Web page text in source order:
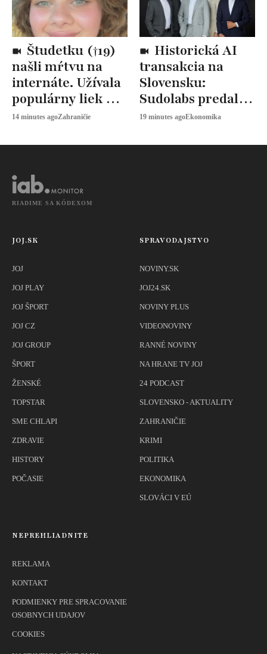
našli mŕtvu na
internáte. Užívala
populárny liek na
chudnutie
14 minutes agoZahraničie
transakcia na
Slovensku:
Sudolabs predal
50 % firmy
Eldridge
19 minutes agoEkonomika
RIADIME SA KÓDEXOM
JOJ.SK
JOJ
JOJ PLAY
JOJ ŠPORT
JOJ CZ
JOJ GROUP
ŠPORT
ŽENSKÉ
TOPSTAR
SME CHLAPI
ZDRAVIE
HISTORY
POČASIE
SPRAVODAJSTVO
NOVINY.SK
JOJ24.SK
NOVINY PLUS
VIDEONOVINY
RANNÉ NOVINY
NA HRANE TV JOJ
24 PODCAST
SLOVENSKO - AKTUALITY
ZAHRANIČIE
KRIMI
POLITIKA
EKONOMIKA
SLOVÁCI V EÚ
NEPREHLIADNITE
REKLAMA
KONTAKT
PODMIENKY PRE SPRACOVANIE
OSOBNYCH UDAJOV
COOKIES